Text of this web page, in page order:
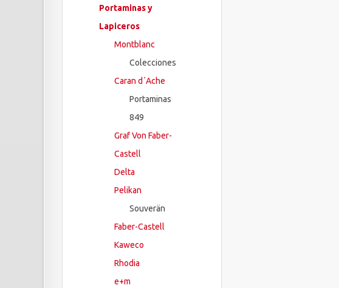
Portaminas y
Lapiceros
Montblanc
Colecciones
Caran d´Ache
Portaminas
849
Graf Von Faber-
Castell
Delta
Pelikan
Souverän
Faber-Castell
Kaweco
Rhodia
e+m